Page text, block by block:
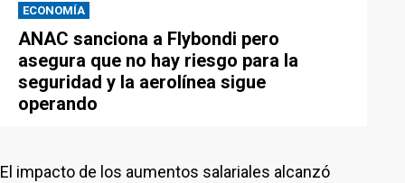
ECONOMÍA
ANAC sanciona a Flybondi pero
asegura que no hay riesgo para la
seguridad y la aerolínea sigue
operando
El impacto de los aumentos salariales alcanzó